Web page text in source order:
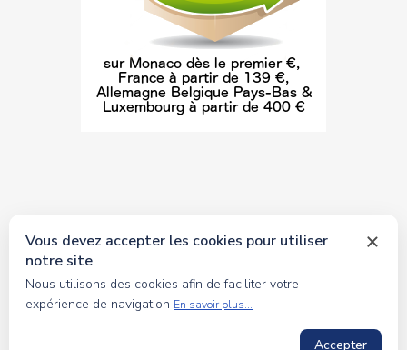
© 2026 tous droits réservés Toyscollection. Réalisation
oceanesoft.com
Vous devez accepter les cookies pour utiliser
notre site
Nous utilisons des cookies afin de faciliter votre
expérience de navigation En savoir plus...
Accepter